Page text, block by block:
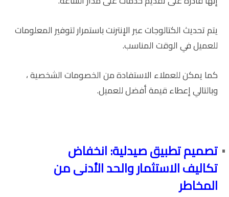
يتم تحديث الكتالوجات عبر الإنترنت باستمرار لتوفير المعلومات
للعميل في الوقت المناسب.
كما يمكن للعملاء الاستفادة من الخصومات الشخصية ،
وبالتالي إعطاء قيمة أفضل للعميل.
تصميم تطبيق صيدلية: انخفاض
تكاليف الاستثمار والحد الأدنى من
المخاطر